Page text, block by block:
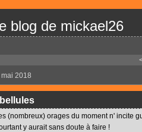
blog de mickael26
2018
(nombreux) orages du moment n' incite
y aurait sans doute à faire !